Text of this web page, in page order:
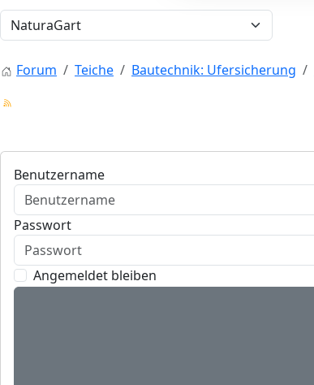
Forum
Teiche Bautechnik: Ufersicherung
Benutzername
Passwort
Angemeldet bleiben